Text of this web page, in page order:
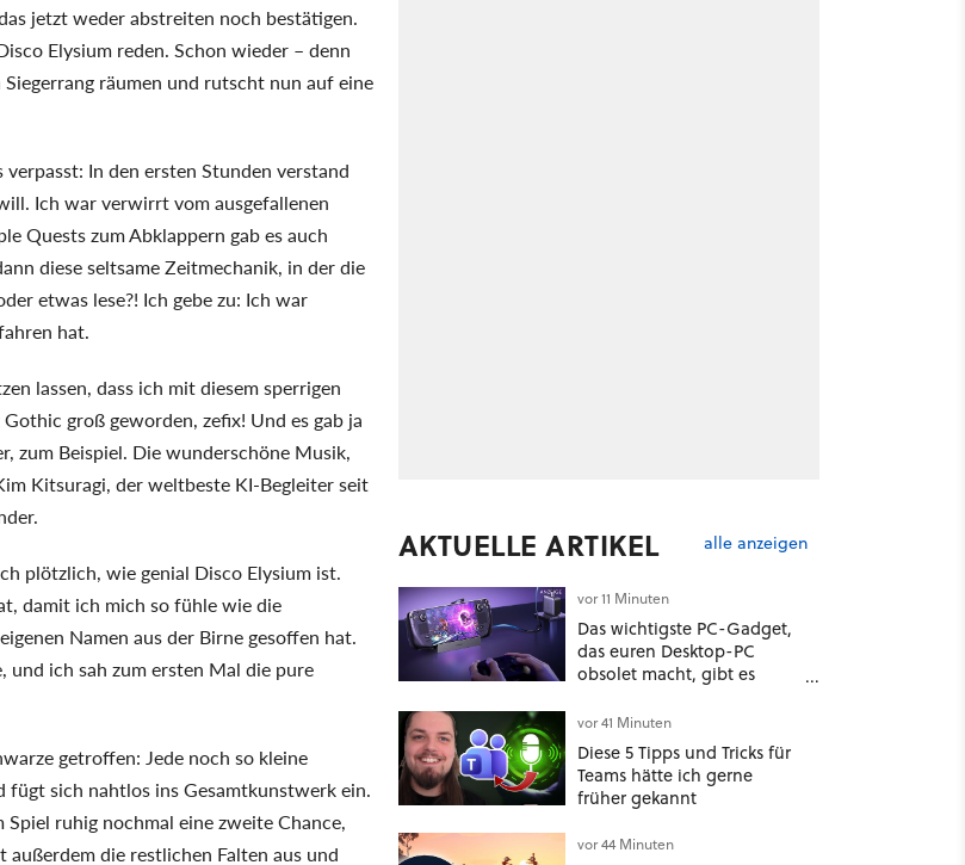
jetzt weder abstreiten noch bestätigen.
Elysium reden. Schon wieder – denn
räumen und rutscht nun auf eine
In den ersten Stunden verstand
Ich war verwirrt vom ausgefallenen
Quests zum Abklappern gab es auch
diese seltsame Zeitmechanik, in der die
etwas lese?! Ich gebe zu: Ich war
hat.
lassen, dass ich mit diesem sperrigen
groß geworden, zefix! Und es gab ja
zum Beispiel. Die wunderschöne Musik,
Kitsuragi, der weltbeste KI-Begleiter seit
plötzlich, wie genial Disco Elysium ist.
damit ich mich so fühle wie die
Namen aus der Birne gesoffen hat.
und ich sah zum ersten Mal die pure
getroffen: Jede noch so kleine
sich nahtlos ins Gesamtkunstwerk ein.
ruhig nochmal eine zweite Chance,
die restlichen Falten aus und
AKTUELLE ARTIKEL alle anzeigen
vor 11 Minuten
Das wichtigste PC-Gadget,
das euren Desktop-PC
obsolet macht, gibt es
vor 41 Minuten
Diese 5 Tipps und Tricks für
Teams hätte ich gerne
früher gekannt
vor 44 Minuten